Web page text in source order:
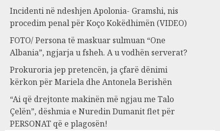
Incidenti në ndeshjen Apolonia- Gramshi, nis
procedim penal për Koço Kokëdhimën (VIDEO)
FOTO/ Persona të maskuar sulmuan “One
Albania”, ngjarja u fsheh. A u vodhën serverat?
Prokuroria jep pretencën, ja çfarë dënimi
kërkon për Mariela dhe Antonela Berishën
“Ai që drejtonte makinën më ngjau me Talo
Çelën”, dëshmia e Nuredin Dumanit flet për
PERSONAT që e plagosën!